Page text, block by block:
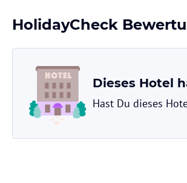
Im Al Bait Del Legn können Sie sich selbst
und Cafés, in denen Sie lokale Spezialitäten
Sport und Unterhaltung
Die Umgebung des Al Bait Del Legn bietet
Skifahren ist besonders beliebt, da die
möchten, können Sie Fahrräder ausleihen
HolidayCheck
Dieses Hotel
Hast Du dieses